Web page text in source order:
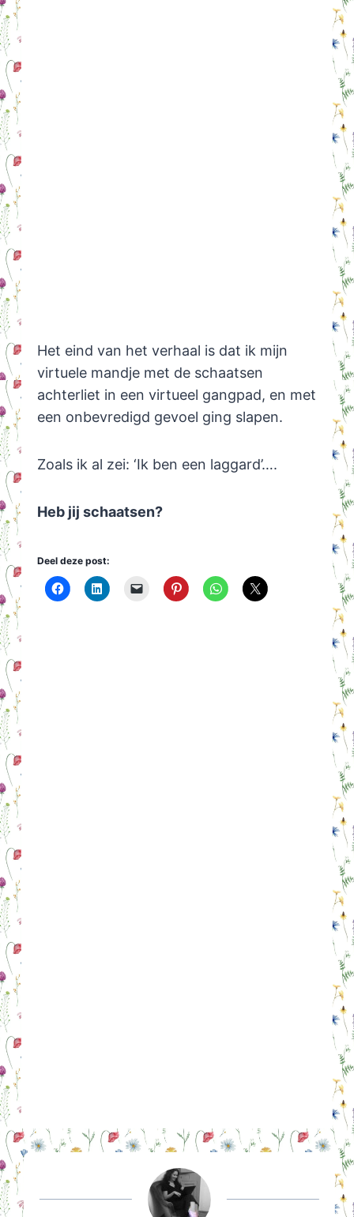
Het eind van het verhaal is dat ik mijn
virtuele mandje met de schaatsen
achterliet in een virtueel gangpad, en met
een onbevredigd gevoel ging slapen.
Zoals ik al zei: ‘Ik ben een laggard’….
Heb jij schaatsen?
Deel deze post: